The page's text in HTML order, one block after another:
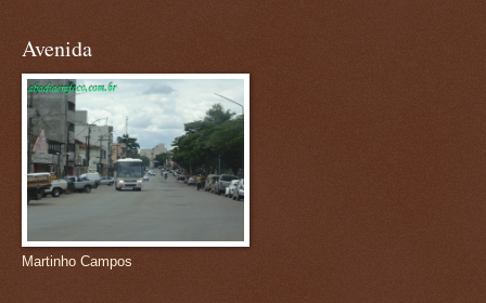
Avenida
Martinho Campos